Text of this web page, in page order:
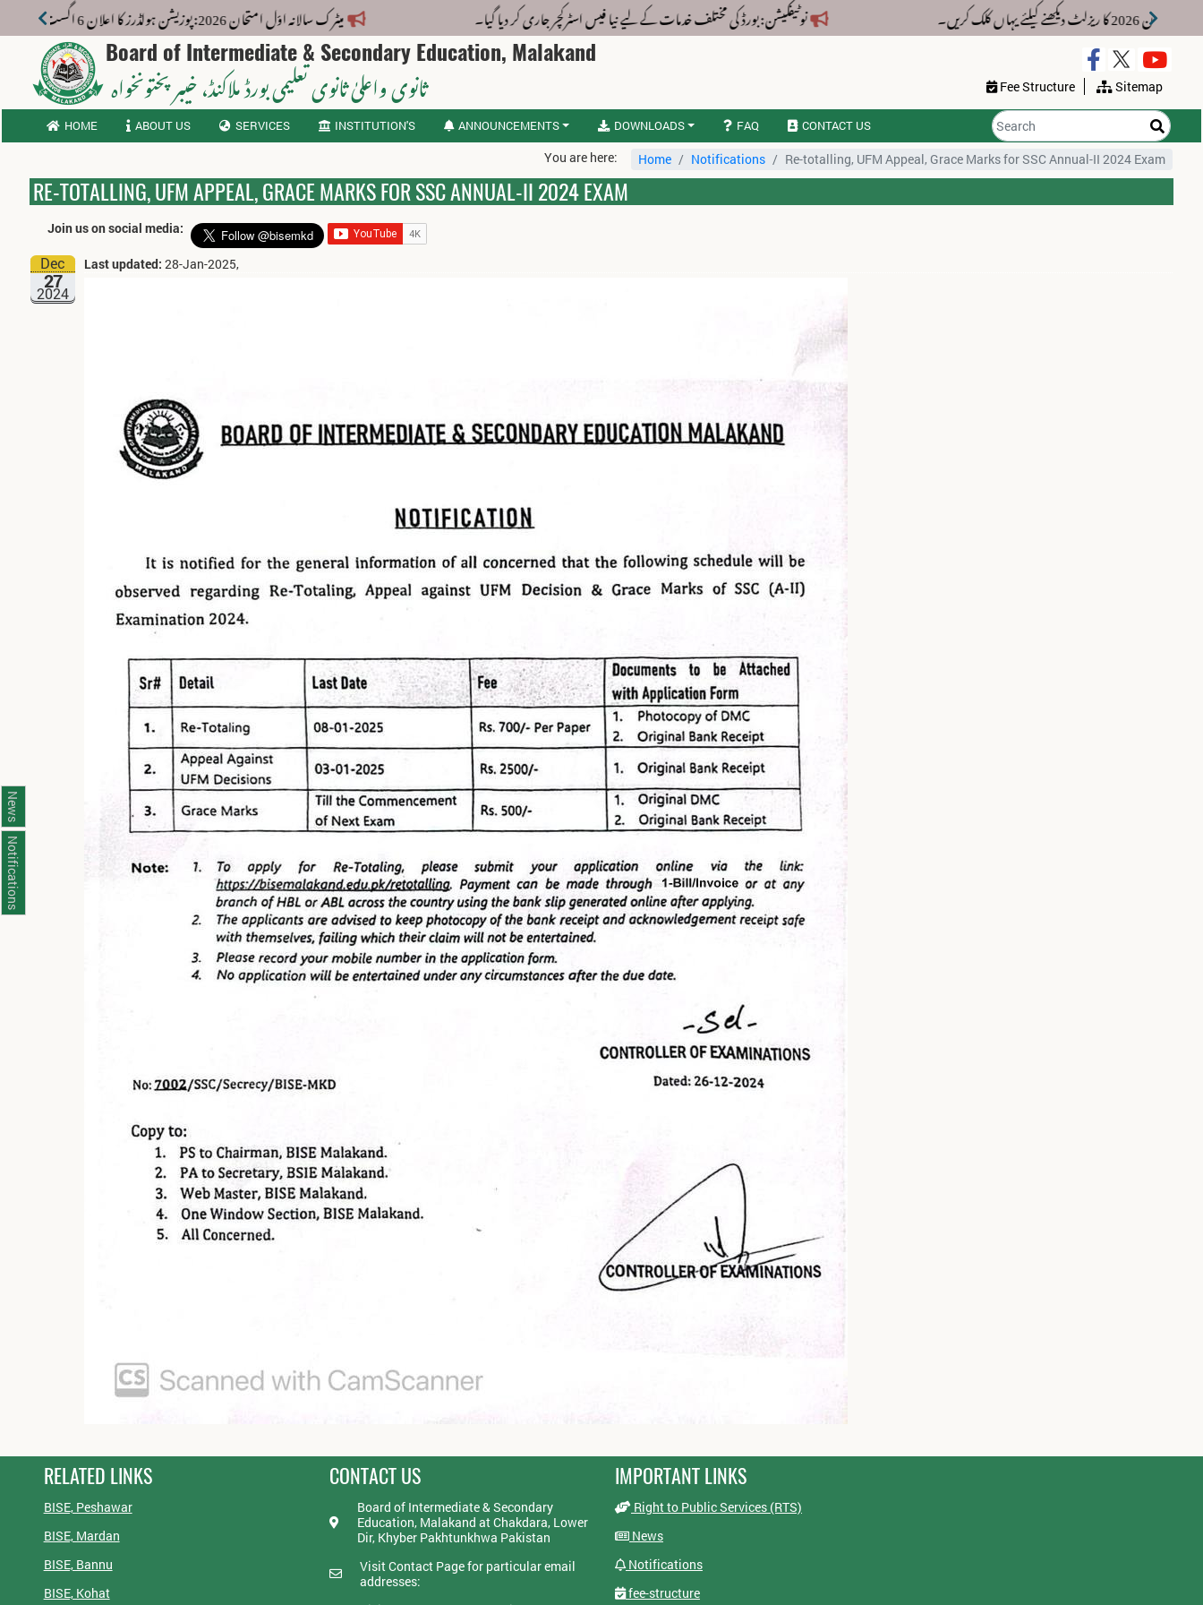
کیلئے یہاں کلک کریں۔ نوٹیفکیشن: بورڈ کی مختلف خدمات کے لیے نیا فیس اسٹرکچر جاری کر دیا گیا۔ میٹرک سالانہ اوّل امتحان 2026: پوزیشن ہولڈرز کا اعلان 6 اگست کو دوپہر 2 بجے اور مکمل نتائج شام 4 بجے بورڈ کی ویب سائٹ پر جاری ہوں گے۔
Board of Intermediate & Secondary Education, Malakand
ثانوی واعلیٰ ثانوی تعلیمی بورڈ ملاکنڈ، خیبر پختونخواہ Fee Structure Sitemap
HOME ABOUT US SERVICES INSTITUTION'S ANNOUNCEMENTS DOWNLOADS FAQ CONTACT US
You are here: Home Notifications Re-totalling, UFM Appeal, Grace Marks for SSC Annual-II 2024 Exam
RE-TOTALLING, UFM APPEAL, GRACE MARKS FOR SSC ANNUAL-II 2024 EXAM
Join us on social media:
2024
Dec
27
Last updated: 28-Jan-2025,
RELATED LINKS
BISE, Peshawar
BISE, Mardan
BISE, Bannu
BISE, Kohat
CONTACT US
Board of Intermediate & Secondary
Education, Malakand at Chakdara, Lower
Dir, Khyber Pakhtunkhwa Pakistan
Visit Contact Page for particular email
addresses:
IMPORTANT LINKS
Right to Public Services (RTS)
News
Notifications
fee-structure
News
Notifications